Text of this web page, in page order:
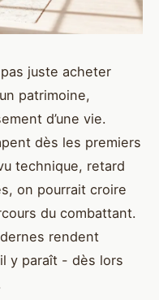
juste acheter
patrimoine,
d’une vie.
dès les premiers
technique, retard
on pourrait croire
du combattant.
rendent
y paraît - dès lors